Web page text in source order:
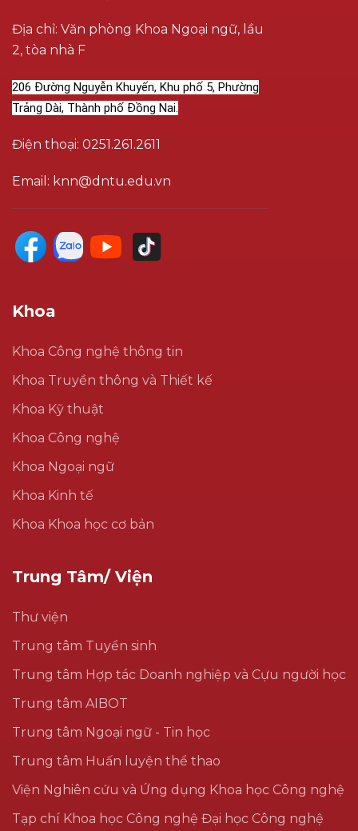
Địa chỉ: Văn phòng Khoa Ngoại ngữ, lầu
2, tòa nhà F
206 Đường Nguyễn Khuyến, Khu phố 5, Phường
Trảng Dài, Thành phố Đồng Nai.
Điện thoại: 0251.261.2611
Email: knn@dntu.edu.vn
Khoa
Khoa Công nghệ thông tin
Khoa Truyền thông và Thiết kế
Khoa Kỹ thuật
Khoa Công nghệ
Khoa Ngoại ngữ
Khoa Kinh tế
Khoa Khoa học cơ bản
Trung Tâm/ Viện
Thư viện
Trung tâm Tuyển sinh
Trung tâm Hợp tác Doanh nghiệp và Cựu người học
Trung tâm AIBOT
Trung tâm Ngoại ngữ - Tin học
Trung tâm Huấn luyện thể thao
Viện Nghiên cứu và Ứng dụng Khoa học Công nghệ
Tạp chí Khoa học Công nghệ Đại học Công nghệ